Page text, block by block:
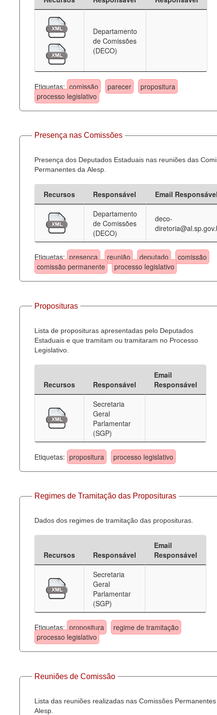
Departamento
de Comissões
(DECO)
Etiquetas: comissão parecer
propositura
processo legislativo
Presença nas Comissões
Presença dos Deputados Estaduais nas reuniões das
Permanentes da Alesp.
Recursos Responsável
Email
Departamento
de Comissões
(DECO)
deco-
Etiquetas: presença reunião deputado
comissão
comissão permanente
processo legislativo
Proposituras
Lista de proposituras apresentadas pelo Deputados
Estaduais e que tramitam ou tramitaram no Processo
Legislativo.
Recursos Responsável
Email
Responsável
Secretaria
Geral
Parlamentar
(SGP)
Etiquetas: propositura processo legislativo
Regimes de Tramitação das Proposituras
Dados dos regimes de tramitação das proposituras.
Recursos Responsável
Email
Responsável
Secretaria
Geral
Parlamentar
(SGP)
Etiquetas: propositura
regime de tramitação
processo legislativo
Reuniões de Comissão
Lista das reuniões realizadas nas Comissões
Alesp.